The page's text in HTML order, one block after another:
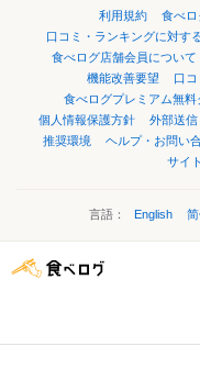
利用規約 食べロ
口コミ・ランキングに対す
食べログ店舗会員について
機能改善要望
口
食べログプレミアム無料
個人情報保護方針
外部送信
推奨環境
ヘルプ・お問い
サイ
言語： English